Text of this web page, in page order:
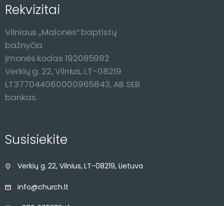
Rekvizitai
Vilniaus „Malonės“ baptistų
bažnyčia
Įmonės kodas 192085982
Verkių g. 22, Vilnius, LT-08219
LT377044060000965843, AB SEB
bankas.
Susisiekite
Verkių g. 22, Vilnius, LT-08219, Lietuva
info@church.lt